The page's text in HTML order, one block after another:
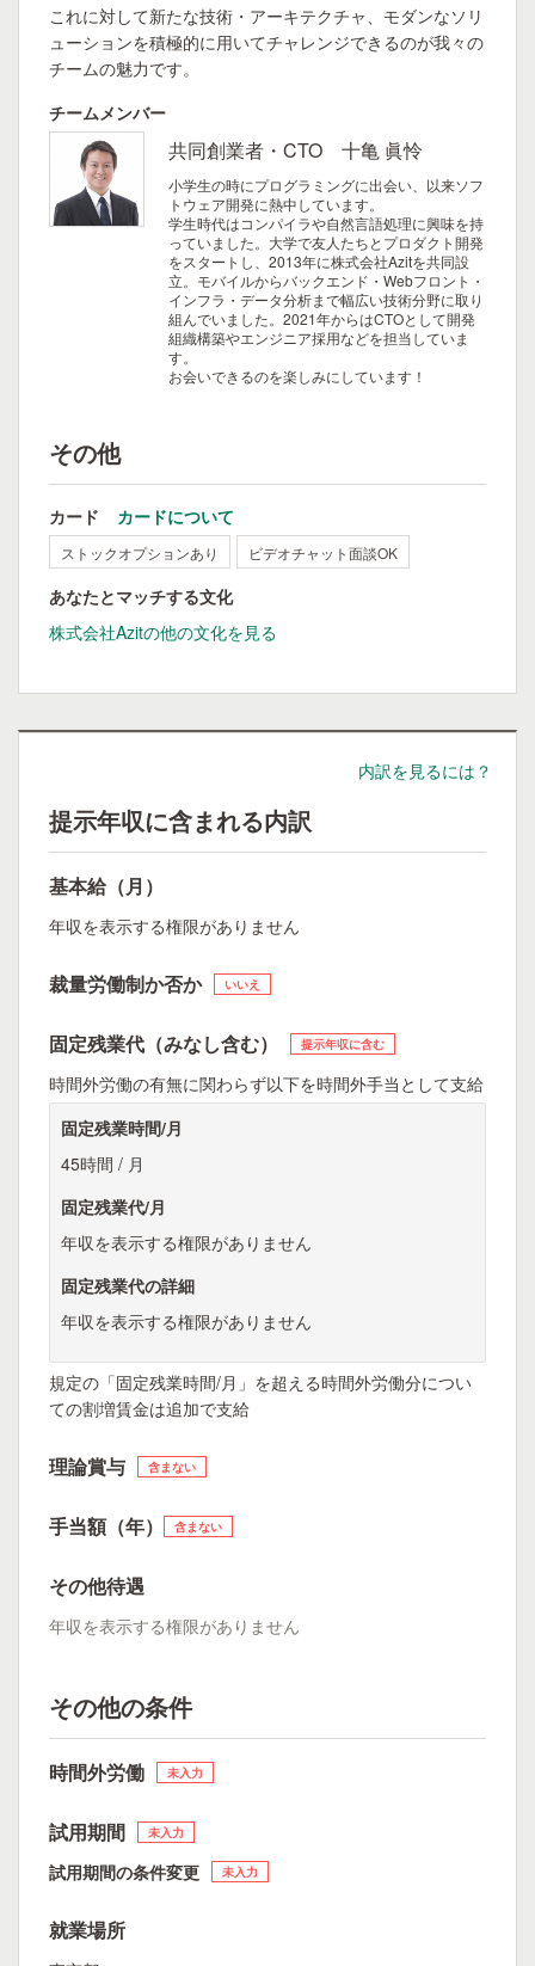
これに対して新たな技術・アーキテクチャ、モダンなソリ
ューションを積極的に用いてチャレンジできるのが我々の
チームの魅力です。
チームメンバー
共同創業者・CTO 十亀 眞怜
小学生の時にプログラミングに出会い、以来ソフ
トウェア開発に熱中しています。
学生時代はコンパイラや自然言語処理に興味を持
っていました。大学で友人たちとプロダクト開発
をスタートし、2013年に株式会社Azitを共同設
立。モバイルからバックエンド・Webフロント・
インフラ・データ分析まで幅広い技術分野に取り
組んでいました。2021年からはCTOとして開発
組織構築やエンジニア採用などを担当していま
す。
お会いできるのを楽しみにしています！
その他
カード カードについて
ストックオプションあり ビデオチャット面談OK
あなたとマッチする文化
株式会社Azitの他の文化を見る
内訳を見るには？
提示年収に含まれる内訳
基本給（月）
年収を表示する権限がありません
裁量労働制か否か いいえ
固定残業代（みなし含む） 提示年収に含む
時間外労働の有無に関わらず以下を時間外手当として支給
固定残業時間/月
45時間 / 月
固定残業代/月
年収を表示する権限がありません
固定残業代の詳細
年収を表示する権限がありません
規定の「固定残業時間/月」を超える時間外労働分につい
ての割増賃金は追加で支給
理論賞与 含まない
手当額（年） 含まない
その他待遇
年収を表示する権限がありません
その他の条件
時間外労働 未入力
試用期間 未入力
試用期間の条件変更 未入力
就業場所